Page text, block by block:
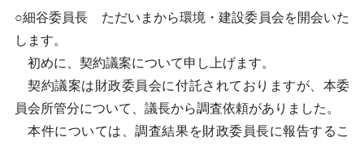
○細谷委員長 ただいまから環境・建設委員会を開会いた
します。
初めに、契約議案について申し上げます。
契約議案は財政委員会に付託されておりますが、本委
員会所管分について、議長から調査依頼がありました。
本件については、調査結果を財政委員長に報告するこ